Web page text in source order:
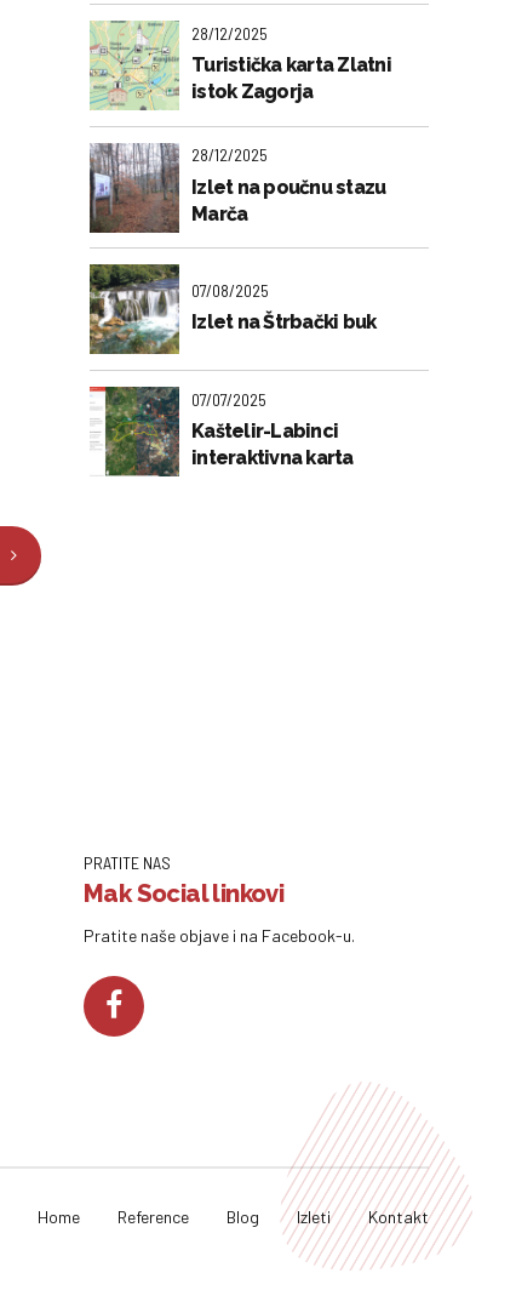
28/12/2025
Turistička karta Zlatni
istok Zagorja
28/12/2025
Izlet na poučnu stazu
Marča
07/08/2025
Izlet na Štrbački buk
07/07/2025
Kaštelir-Labinci
interaktivna karta
PRATITE NAS
Mak Social linkovi
Pratite naše objave i na Facebook-u.
Home Reference Blog Izleti Kontakt